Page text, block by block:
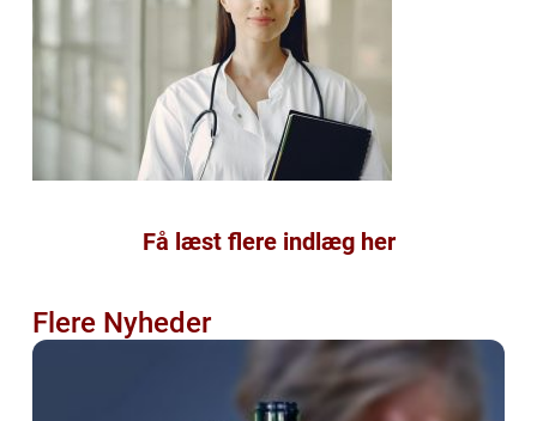
Få læst flere indlæg her
Flere Nyheder